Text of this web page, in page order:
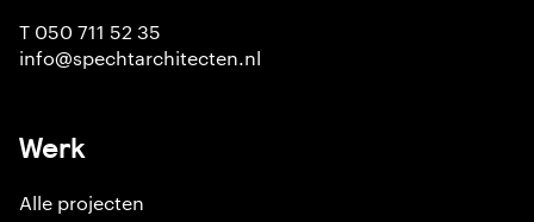
T 050 711 52 35
info@spechtarchitecten.nl
Werk
Alle projecten